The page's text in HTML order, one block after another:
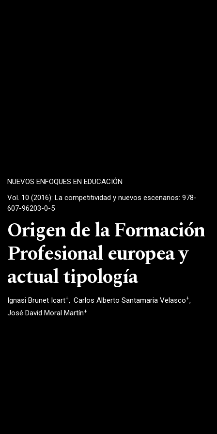
NUEVOS ENFOQUES EN EDUCACIÓN
Vol. 10 (2016): La competitividad y nuevos escenarios: 978-
607-96203-0-5
Origen de la Formación
Profesional europea y
actual tipología
Ignasi Brunet Icart+ Carlos Alberto Santamaria Velasco+
José David Moral Martín+